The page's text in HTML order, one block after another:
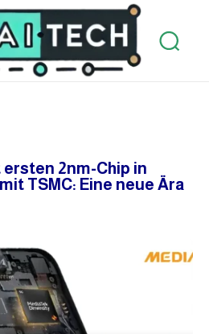
2nm-Chip in
TSMC: Eine neue Ära